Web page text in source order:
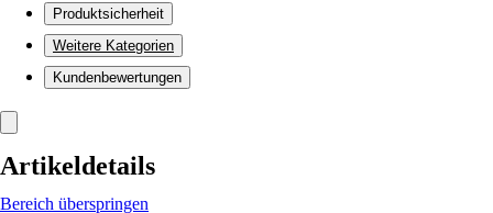
Produktsicherheit
Weitere Kategorien
Kundenbewertungen
Artikeldetails
Bereich überspringen